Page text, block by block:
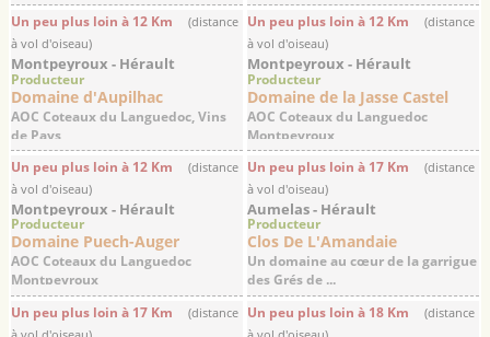
Un peu plus loin à 12 Km
(distance
à vol d'oiseau)
Montpeyroux - Hérault
Producteur
Domaine d'Aupilhac
AOC Coteaux du Languedoc, Vins
de Pays
Un peu plus loin à 12 Km
(distance
à vol d'oiseau)
Montpeyroux - Hérault
Producteur
Domaine de la Jasse Castel
AOC Coteaux du Languedoc
Montpeyroux
Un peu plus loin à 12 Km
(distance
à vol d'oiseau)
Montpeyroux - Hérault
Producteur
Domaine Puech-Auger
AOC Coteaux du Languedoc
Montpeyroux
Un peu plus loin à 17 Km
(distance
à vol d'oiseau)
Aumelas - Hérault
Producteur
Clos De L'Amandaie
Un domaine au cœur de la garrigue
des Grés de ...
Un peu plus loin à 17 Km
(distance Un peu plus loin à 18 Km
(distance